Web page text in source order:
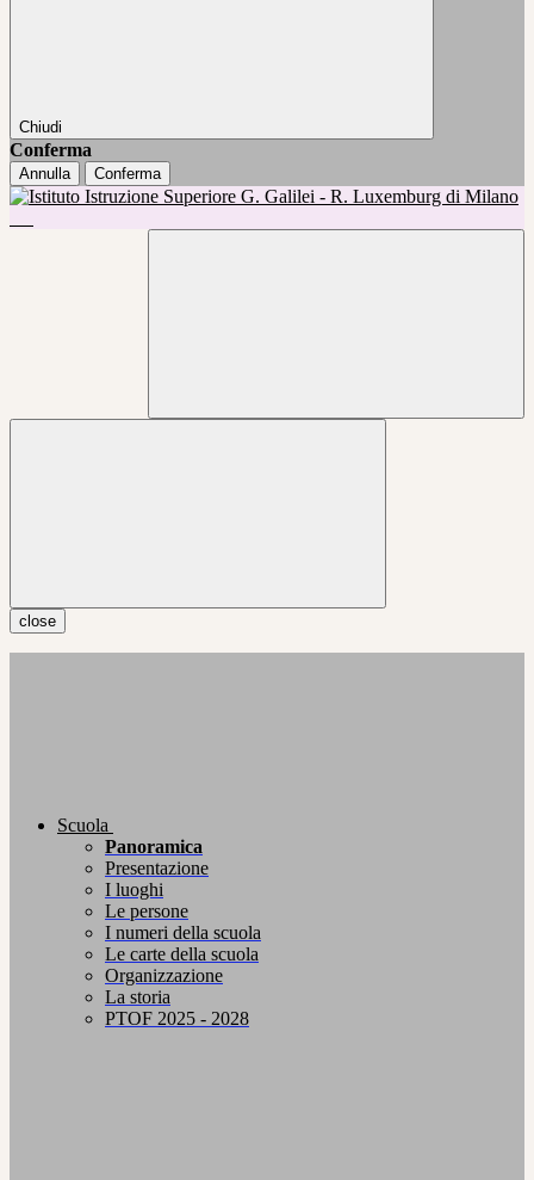
Chiudi
Conferma
Annulla Conferma
close
Scuola
Panoramica
Presentazione
I luoghi
Le persone
I numeri della scuola
Le carte della scuola
Organizzazione
La storia
PTOF 2025 - 2028